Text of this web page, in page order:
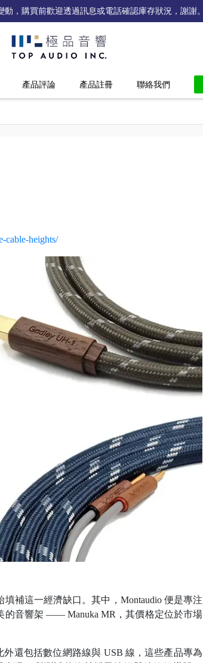
，購買前歡迎透過訊息或電話確認庫存狀況，謝謝。
產品評論 產品註冊 聯絡我們
cable-heights/
補這一經濟缺口。其中，Montaudio 便是專注
的音響架 —— Manuka MR，其價格定位於市場
還包括數位網路線與 USB 線，這些產品專為